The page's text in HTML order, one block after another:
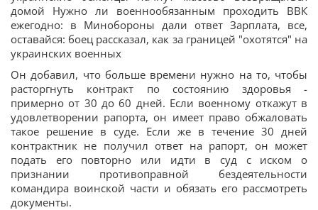
домой Нужно ли военнообязанным проходить ВВК
ежегодно: в Минобороны дали ответ Зарплата, все,
оставайся: боец рассказал, как за границей "охотятся" на
украинских военных
Он добавил, что больше времени нужно на то, чтобы
расторгнуть контракт по состоянию здоровья -
примерно от 30 до 60 дней. Если военному откажут в
удовлетворении рапорта, он имеет право обжаловать
такое решение в суде. Если же в течение 30 дней
контрактник не получил ответ на рапорт, он может
подать его повторно или идти в суд с иском о
признании противоправной бездеятельности
командира воинской части и обязать его рассмотреть
документы.